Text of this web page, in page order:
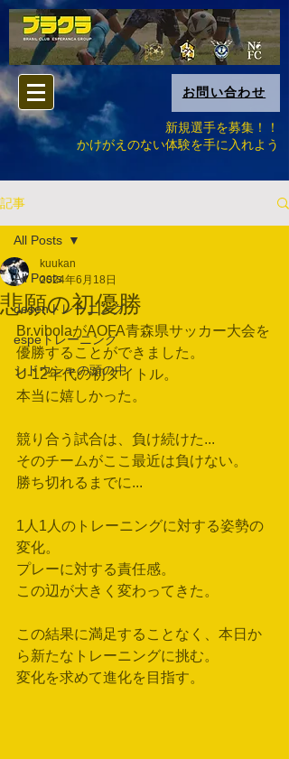
お問い合わせ
新規選手を募集！！
​かけがえのない体験を手に入れよう
記事
All Posts
desenトレーニング
espeトレーニング
シドウシャの頭の中
All Posts
悲願の初優勝
kuukan
2024年6月18日
Br.vibolaがAOFA青森県サッカー大会を
優勝することができました。
U-12年代の初タイトル。
本当に嬉しかった。
競り合う試合は、負け続けた...
そのチームがここ最近は負けない。
勝ち切れるまでに...
1人1人のトレーニングに対する姿勢の
変化。
プレーに対する責任感。
この辺が大きく変わってきた。
この結果に満足することなく、本日か
ら新たなトレーニングに挑む。
変化を求めて進化を目指す。